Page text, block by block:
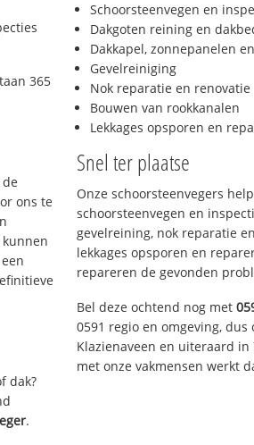
365
ons te
dak?
.
Schoorsteenvegen en
Dakgoten reining en
Dakkapel, zonnepanelen
Gevelreiniging
Nok reparatie en renovatie
Bouwen van rookkanalen
Lekkages opsporen en
Snel ter plaatse
Onze schoorsteenvegers
schoorsteenvegen en
gevelreining, nok reparatie
lekkages opsporen en
repareren de gevonden
Bel deze ochtend nog met
0591 regio en omgeving, dus
Klazienaveen en uiteraard in
met onze vakmensen werkt